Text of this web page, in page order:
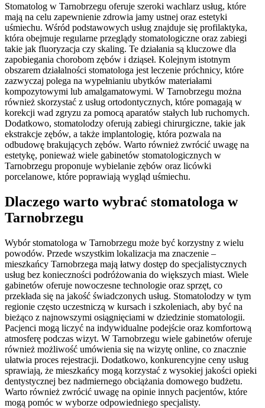
Stomatolog w Tarnobrzegu oferuje szeroki wachlarz usług, które
mają na celu zapewnienie zdrowia jamy ustnej oraz estetyki
uśmiechu. Wśród podstawowych usług znajduje się profilaktyka,
która obejmuje regularne przeglądy stomatologiczne oraz zabiegi
takie jak fluoryzacja czy skaling. Te działania są kluczowe dla
zapobiegania chorobom zębów i dziąseł. Kolejnym istotnym
obszarem działalności stomatologa jest leczenie próchnicy, które
zazwyczaj polega na wypełnianiu ubytków materiałami
kompozytowymi lub amalgamatowymi. W Tarnobrzegu można
również skorzystać z usług ortodontycznych, które pomagają w
korekcji wad zgryzu za pomocą aparatów stałych lub ruchomych.
Dodatkowo, stomatolodzy oferują zabiegi chirurgiczne, takie jak
ekstrakcje zębów, a także implantologię, która pozwala na
odbudowę brakujących zębów. Warto również zwrócić uwagę na
estetykę, ponieważ wiele gabinetów stomatologicznych w
Tarnobrzegu proponuje wybielanie zębów oraz licówki
porcelanowe, które poprawiają wygląd uśmiechu.
Dlaczego warto wybrać stomatologa w
Tarnobrzegu
Wybór stomatologa w Tarnobrzegu może być korzystny z wielu
powodów. Przede wszystkim lokalizacja ma znaczenie –
mieszkańcy Tarnobrzega mają łatwy dostęp do specjalistycznych
usług bez konieczności podróżowania do większych miast. Wiele
gabinetów oferuje nowoczesne technologie oraz sprzęt, co
przekłada się na jakość świadczonych usług. Stomatolodzy w tym
regionie często uczestniczą w kursach i szkoleniach, aby być na
bieżąco z najnowszymi osiągnięciami w dziedzinie stomatologii.
Pacjenci mogą liczyć na indywidualne podejście oraz komfortową
atmosferę podczas wizyt. W Tarnobrzegu wiele gabinetów oferuje
również możliwość umówienia się na wizytę online, co znacznie
ułatwia proces rejestracji. Dodatkowo, konkurencyjne ceny usług
sprawiają, że mieszkańcy mogą korzystać z wysokiej jakości opieki
dentystycznej bez nadmiernego obciążania domowego budżetu.
Warto również zwrócić uwagę na opinie innych pacjentów, które
mogą pomóc w wyborze odpowiedniego specjalisty.